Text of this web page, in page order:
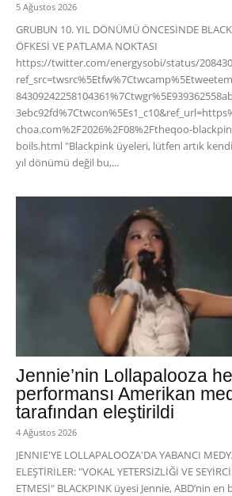
5 Ağustos 2026
GRUBUN 10. YIL DÖNÜMÜ ÖNCESİNDE
ÖFKESİ VE PATLAMA NOKTASI
https://twitter.com/energysobi/status/
choa.com%2F2026%2F08%2Ftheqoo-
boils.html "Blackpink üyeleri, lütfen artık
yıl dönümü değil bu,...
Jennie’nin Lollapalooza
performansı Amerikan
tarafından eleştirildi
4 Ağustos 2026
JENNIE'YE LOLLAPALOOZA'DA YABANCI
ELEŞTİRİLER: "VOKAL YETERSİZLİĞİ VE
ETMESİ" BLACKPINK üyesi Jennie, ABD’nin